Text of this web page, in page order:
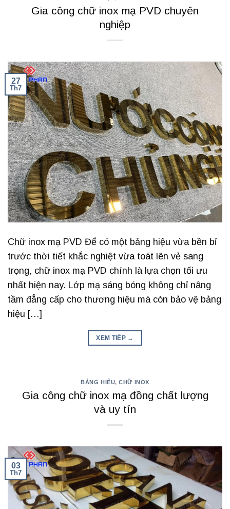
Gia công chữ inox mạ PVD chuyên
nghiệp
27
Th7
Chữ inox mạ PVD Để có một bảng hiệu vừa bền bỉ
trước thời tiết khắc nghiệt vừa toát lên vẻ sang
trọng, chữ inox mạ PVD chính là lựa chọn tối ưu
nhất hiện nay. Lớp mạ sáng bóng không chỉ nâng
tầm đẳng cấp cho thương hiệu mà còn bảo vệ bảng
hiệu […]
XEM TIẾP →
BẢNG HIỆU,CHỮ INOX
Gia công chữ inox mạ đồng chất lượng
và uy tín
03
Th7